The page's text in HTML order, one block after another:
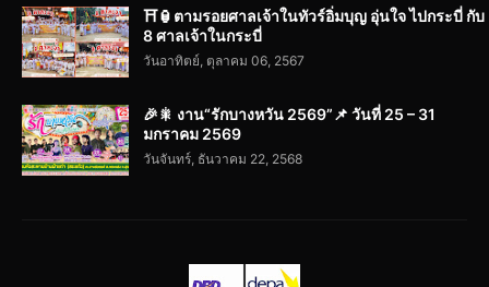
⛩️🏮ตามรอยศาลเจ้าในทัวร์อิ่มบุญ อุ่นใจ ไปกระบี่ กับ
8 ศาลเจ้าในกระบี่
วันอาทิตย์, ตุลาคม 06, 2567
🎉🎇 งาน“รักบางหวัน 2569”📌 วันที่ 25 – 31
มกราคม 2569
วันจันทร์, ธันวาคม 22, 2568